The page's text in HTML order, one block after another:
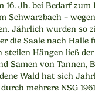
16. Jh. bei Bedarf
Schwarzbach –
Jährlich wurden so
die Saale nach Halle
steilen Hängen ließ
Samen von Tannen,
Wald hat sich
mehrere NSG